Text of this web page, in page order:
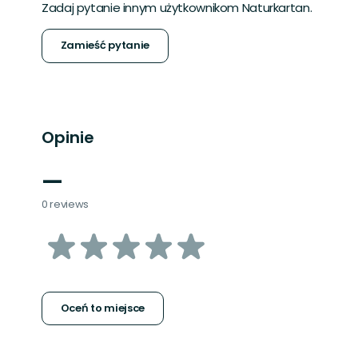
Zadaj pytanie innym użytkownikom Naturkartan.
Zamieść pytanie
Opinie
—
0 reviews
z
gwiazdek
Oceń to miejsce